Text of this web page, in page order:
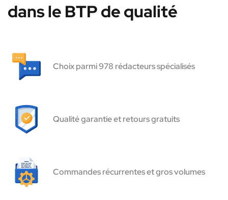
dans le BTP de qualité
Choix parmi 978 rédacteurs spécialisés
Qualité garantie et retours gratuits
Commandes récurrentes et gros volumes